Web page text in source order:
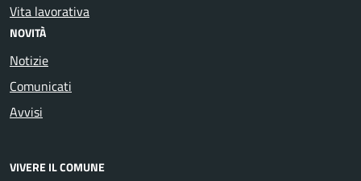
Vita lavorativa
NOVITÀ
Notizie
Comunicati
Avvisi
VIVERE IL COMUNE